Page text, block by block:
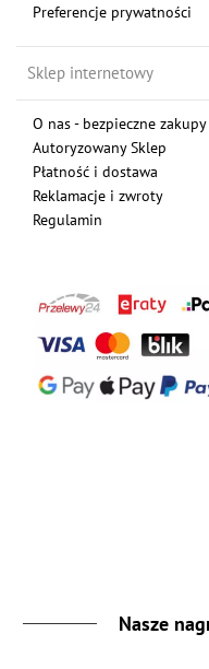
Preferencje prywatności
Sklep internetowy
O nas - bezpieczne zakupy
Autoryzowany Sklep
Płatność i dostawa
Reklamacje i zwroty
Regulamin
Nasze